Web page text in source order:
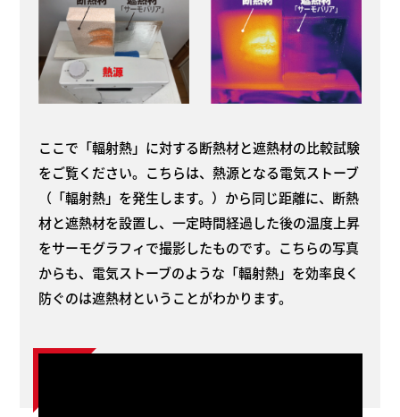
ここで「輻射熱」に対する断熱材と遮熱材の比較試験
をご覧ください。こちらは、熱源となる電気ストーブ
（「輻射熱」を発生します。）から同じ距離に、断熱
材と遮熱材を設置し、一定時間経過した後の温度上昇
をサーモグラフィで撮影したものです。こちらの写真
からも、電気ストーブのような「輻射熱」を効率良く
防ぐのは遮熱材ということがわかります。